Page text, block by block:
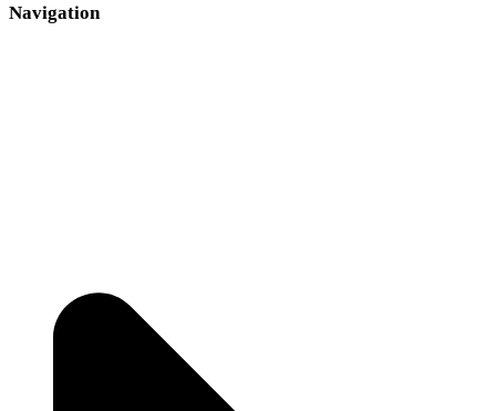
Navigation